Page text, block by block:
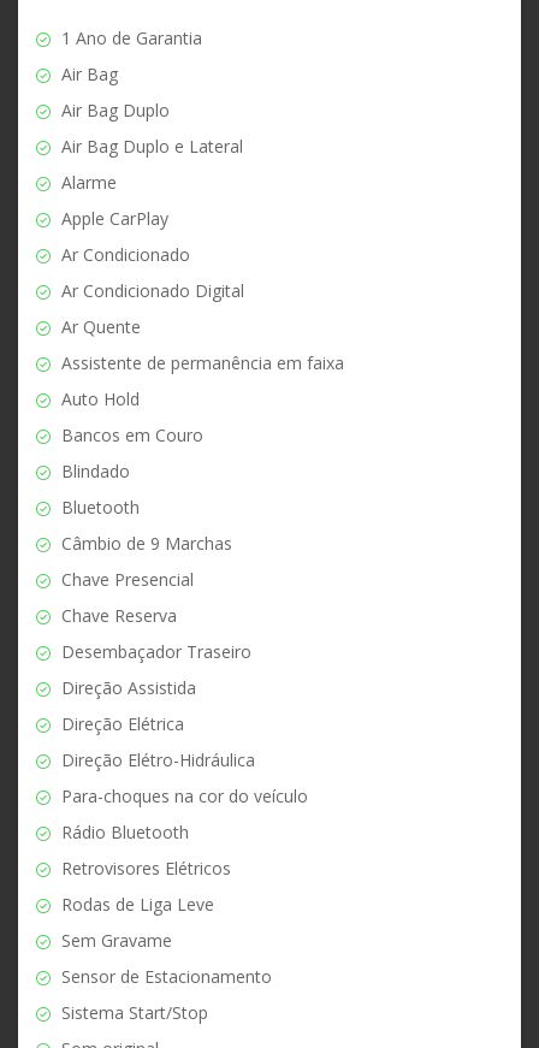
1 Ano de Garantia
Air Bag
Air Bag Duplo
Air Bag Duplo e Lateral
Alarme
Apple CarPlay
Ar Condicionado
Ar Condicionado Digital
Ar Quente
Assistente de permanência em faixa
Auto Hold
Bancos em Couro
Blindado
Bluetooth
Câmbio de 9 Marchas
Chave Presencial
Chave Reserva
Desembaçador Traseiro
Direção Assistida
Direção Elétrica
Direção Elétro-Hidráulica
Para-choques na cor do veículo
Rádio Bluetooth
Retrovisores Elétricos
Rodas de Liga Leve
Sem Gravame
Sensor de Estacionamento
Sistema Start/Stop